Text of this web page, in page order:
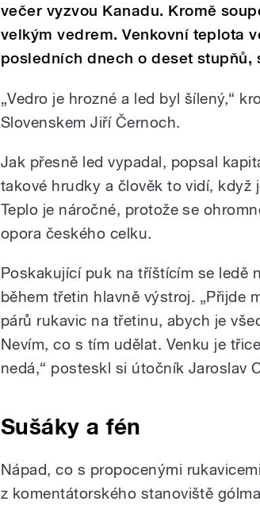
večer vyzvou Kanadu. Kromě
velkým vedrem. Venkovní teplota
posledních dnech o deset stupňů,
„Vedro je hrozné a led byl šílený,“
Slovenskem Jiří Černoch.
Jak přesně led vypadal, popsal
takové hrudky a člověk to vidí, když
Teplo je náročné, protože se
opora českého celku.
Poskakující puk na tříštícím se ledě
během třetin hlavně výstroj. „Přijde
párů rukavic na třetinu, abych je
Nevím, co s tím udělat. Venku je
nedá,“ posteskl si útočník Jaroslav
Sušáky a fén
Nápad, co s propocenými
z komentátorského stanoviště